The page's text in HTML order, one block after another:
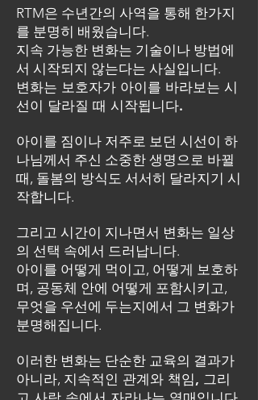
RTM은 수년간의 사역을 통해 한가지
를 분명히 배웠습니다.
지속 가능한 변화는 기술이나 방법에
서 시작되지 않는다는 사실입니다.
변화는 보호자가 아이를 바라보는 시
선이 달라질 때 시작됩니다.
아이를 짐이나 저주로 보던 시선이 하
나님께서 주신 소중한 생명으로 바뀔
때, 돌봄의 방식도 서서히 달라지기 시
작합니다.
그리고 시간이 지나면서 변화는 일상
의 선택 속에서 드러납니다.
아이를 어떻게 먹이고, 어떻게 보호하
며, 공동체 안에 어떻게 포함시키고,
무엇을 우선에 두는지에서 그 변화가
분명해집니다.
이러한 변화는 단순한 교육의 결과가
아니라, 지속적인 관계와 책임, 그리